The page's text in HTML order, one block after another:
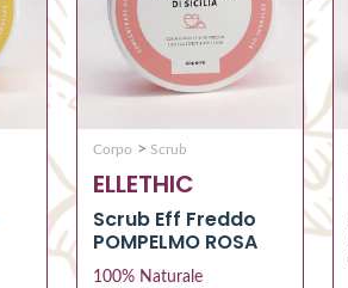
Corpo > Scrub
ELLETHIC
Scrub Eff Freddo
POMPELMO ROSA
100% Naturale